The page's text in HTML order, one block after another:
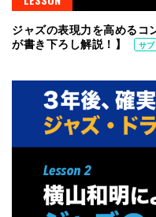
ジャズの表現力を高めるコ
が書き下ろし解説！】
サ